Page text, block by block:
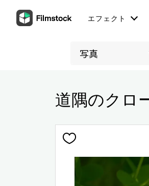
エフェクト
道隅のクロ